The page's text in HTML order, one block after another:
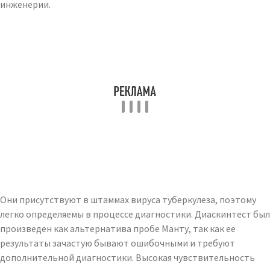
инженерии.
Они присутствуют в штаммах вируса туберкулеза, поэтому
легко определяемы в процессе диагностики. Диаскинтест был
произведен как альтернатива пробе Манту, так как ее
результаты зачастую бывают ошибочными и требуют
дополнительной диагностики. Высокая чувствительность